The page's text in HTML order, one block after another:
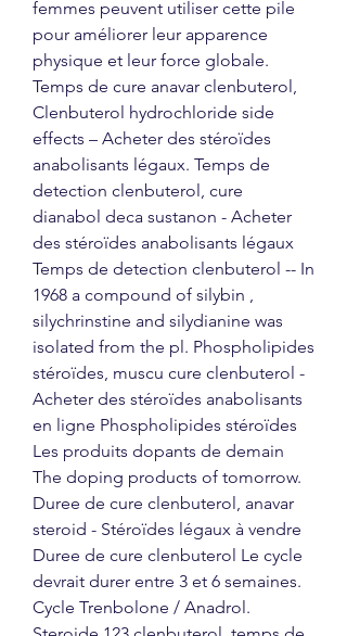
femmes peuvent utiliser cette pile
pour améliorer leur apparence
physique et leur force globale.
Temps de cure anavar clenbuterol,
Clenbuterol hydrochloride side
effects – Acheter des stéroïdes
anabolisants légaux. Temps de
detection clenbuterol, cure
dianabol deca sustanon - Acheter
des stéroïdes anabolisants légaux
Temps de detection clenbuterol -- In
1968 a compound of silybin ,
silychrinstine and silydianine was
isolated from the pl. Phospholipides
stéroïdes, muscu cure clenbuterol -
Acheter des stéroïdes anabolisants
en ligne Phospholipides stéroïdes
Les produits dopants de demain
The doping products of tomorrow.
Duree de cure clenbuterol, anavar
steroid - Stéroïdes légaux à vendre
Duree de cure clenbuterol Le cycle
devrait durer entre 3 et 6 semaines.
Cycle Trenbolone / Anadrol.